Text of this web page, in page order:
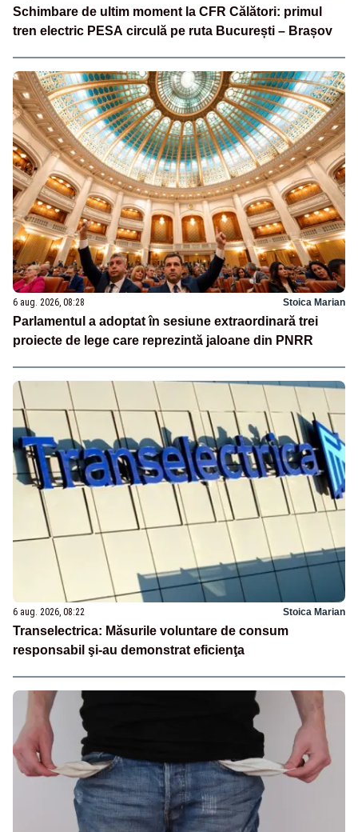
Schimbare de ultim moment la CFR Călători: primul
tren electric PESA circulă pe ruta București – Brașov
6 aug. 2026, 08:28 Stoica Marian
Parlamentul a adoptat în sesiune extraordinară trei
proiecte de lege care reprezintă jaloane din PNRR
6 aug. 2026, 08:22 Stoica Marian
Transelectrica: Măsurile voluntare de consum
responsabil şi-au demonstrat eficienţa